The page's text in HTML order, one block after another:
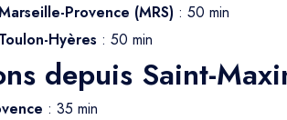
Provence (MRS) : 50 min
Hyères : 50 min
depuis Saint-
: 35 min